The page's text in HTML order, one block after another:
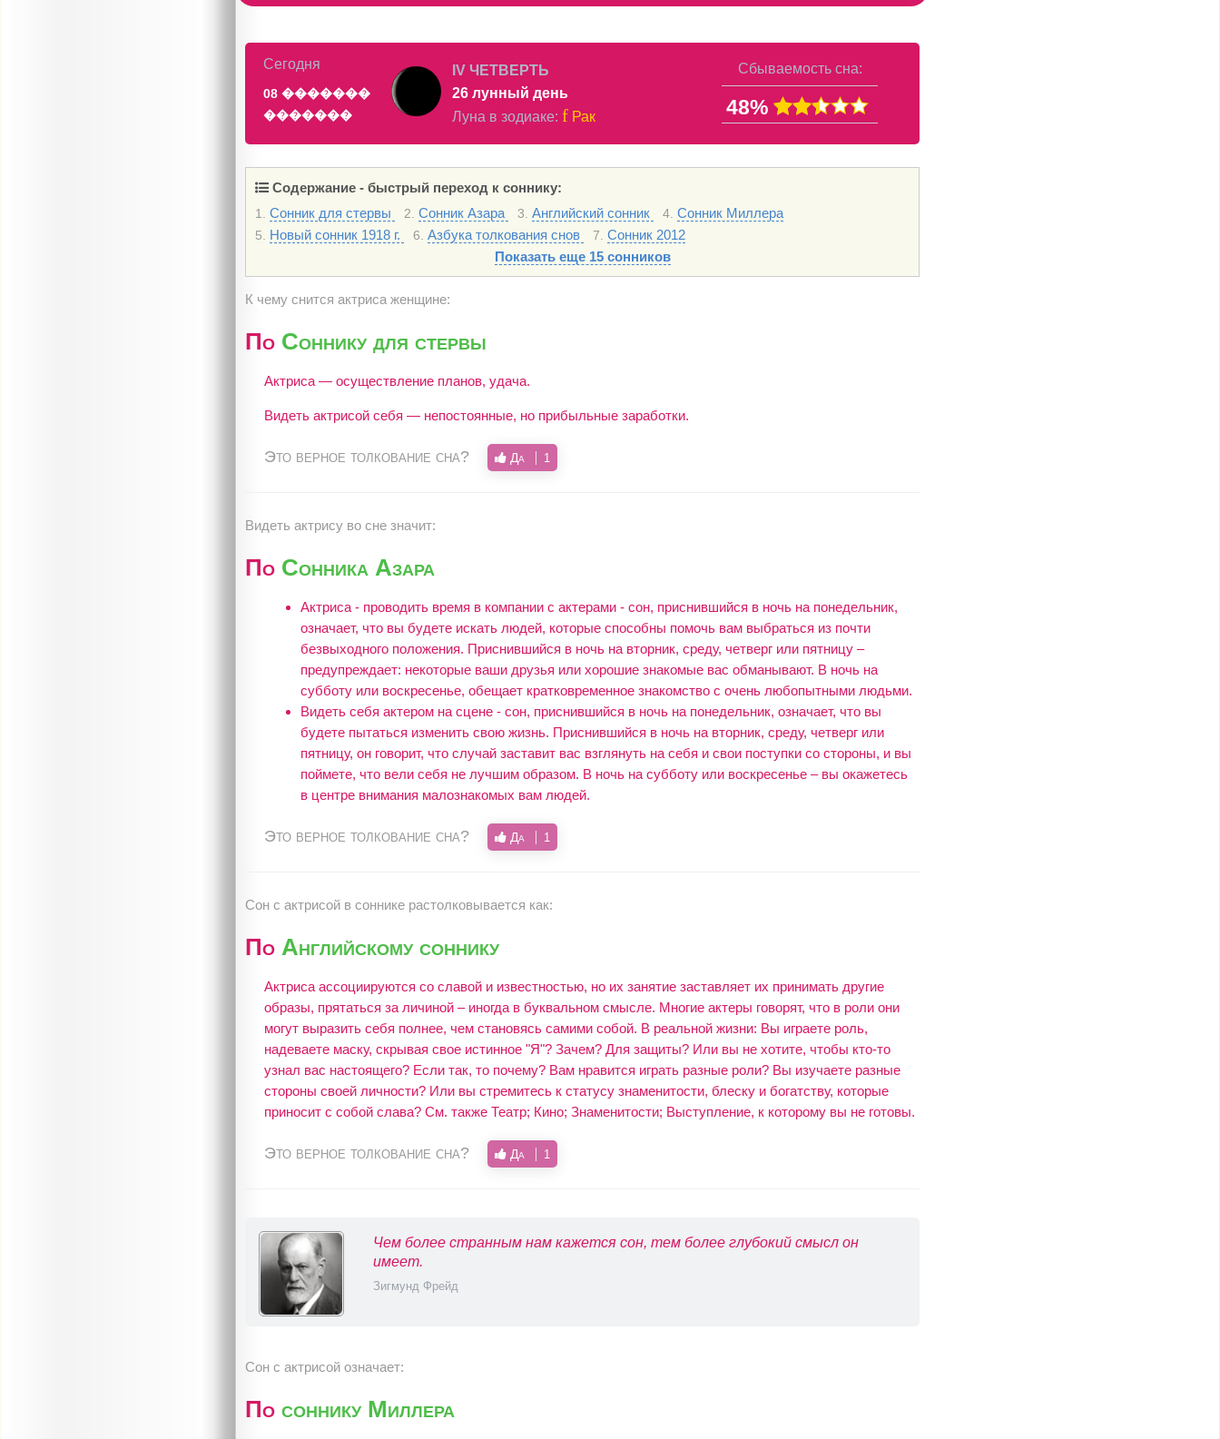
Сегодня
08 �������
�������
IV ЧЕТВЕРТЬ
26 лунный день
Луна в зодиаке: f Рак
Сбываемость сна:
48%
Содержание - быстрый переход к соннику:
1. Сонник для стервы 2. Сонник Азара 3. Английский сонник 4. Сонник Миллера
5. Новый сонник 1918 г. 6. Азбука толкования снов 7. Сонник 2012
Показать еще 15 сонников
К чему снится актриса женщине:
По Соннику для стервы
Актриса — осуществление планов, удача.
Видеть актрисой себя — непостоянные, но прибыльные заработки.
Это верное толкование сна? Да 1
Видеть актрису во сне значит:
По Сонника Азара
Актриса - проводить время в компании с актерами - сон, приснившийся в ночь на понедельник,
означает, что вы будете искать людей, которые способны помочь вам выбраться из почти
безвыходного положения. Приснившийся в ночь на вторник, среду, четверг или пятницу –
предупреждает: некоторые ваши друзья или хорошие знакомые вас обманывают. В ночь на
субботу или воскресенье, обещает кратковременное знакомство с очень любопытными людьми.
Видеть себя актером на сцене - сон, приснившийся в ночь на понедельник, означает, что вы
будете пытаться изменить свою жизнь. Приснившийся в ночь на вторник, среду, четверг или
пятницу, он говорит, что случай заставит вас взглянуть на себя и свои поступки со стороны, и вы
поймете, что вели себя не лучшим образом. В ночь на субботу или воскресенье – вы окажетесь
в центре внимания малознакомых вам людей.
Это верное толкование сна? Да 1
Сон c актрисой в соннике растолковывается как:
По Английскому соннику
Актриса ассоциируются со славой и известностью, но их занятие заставляет их принимать другие
образы, прятаться за личиной – иногда в буквальном смысле. Многие актеры говорят, что в роли они
могут выразить себя полнее, чем становясь самими собой. В реальной жизни: Вы играете роль,
надеваете маску, скрывая свое истинное "Я"? Зачем? Для защиты? Или вы не хотите, чтобы кто-то
узнал вас настоящего? Если так, то почему? Вам нравится играть разные роли? Вы изучаете разные
стороны своей личности? Или вы стремитесь к статусу знаменитости, блеску и богатству, которые
приносит с собой слава? См. также Театр; Кино; Знаменитости; Выступление, к которому вы не готовы.
Это верное толкование сна? Да 1
Чем более странным нам кажется сон, тем более глубокий смысл он
имеет.
Зигмунд Фрейд
Сон с актрисой означает:
По соннику Миллера